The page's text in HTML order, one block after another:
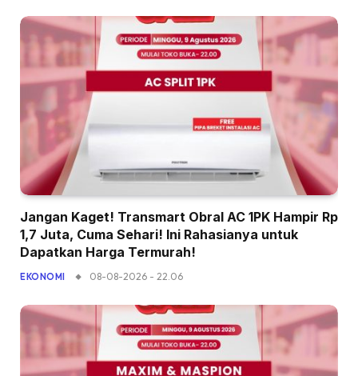
Jangan Kaget! Transmart Obral AC 1PK Hampir Rp
1,7 Juta, Cuma Sehari! Ini Rahasianya untuk
Dapatkan Harga Termurah!
EKONOMI 08-08-2026 - 22.06